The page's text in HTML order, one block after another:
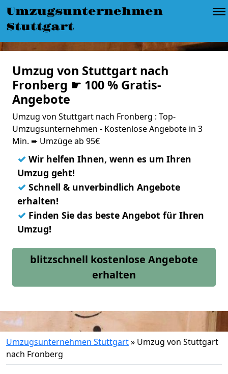
Umzugsunternehmen
Stuttgart
Umzug von Stuttgart nach
Fronberg ☛ 100 % Gratis-
Angebote
Umzug von Stuttgart nach Fronberg : Top-
Umzugsunternehmen - Kostenlose Angebote in 3
Min. ➨ Umzüge ab 95€
✓ Wir helfen Ihnen, wenn es um Ihren
Umzug geht!
✓ Schnell & unverbindlich Angebote
erhalten!
✓ Finden Sie das beste Angebot für Ihren
Umzug!
blitzschnell kostenlose Angebote
erhalten
Umzugsunternehmen Stuttgart» Umzug von Stuttgart
nach Fronberg